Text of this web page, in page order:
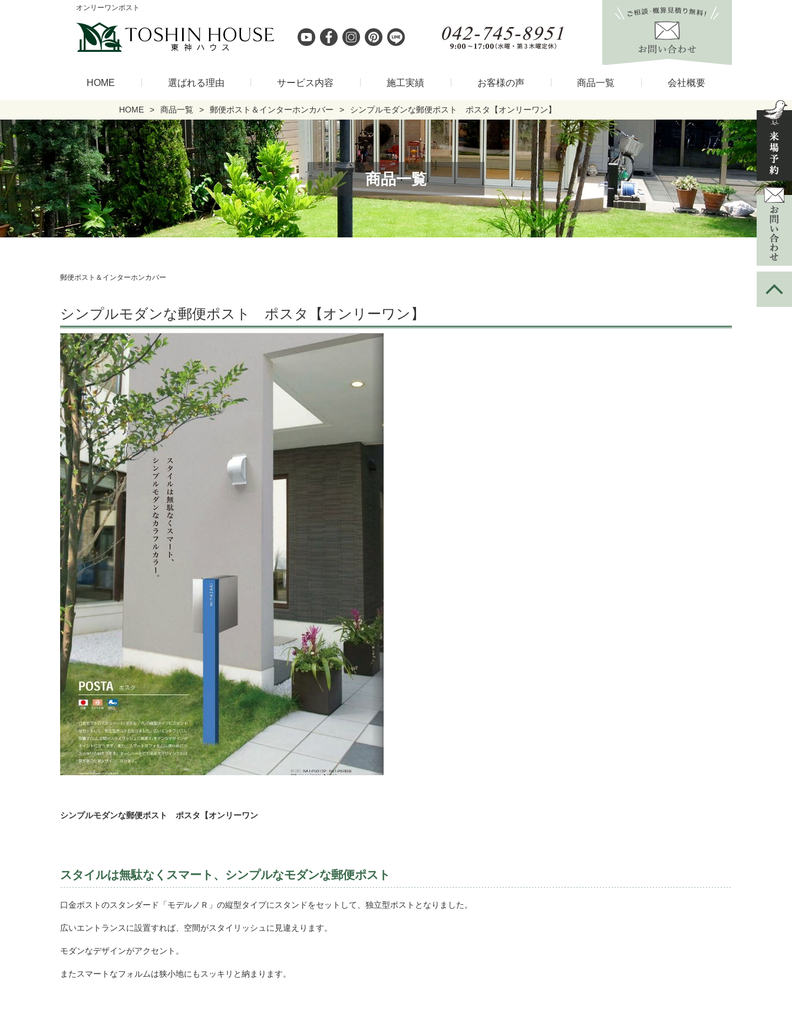
オンリーワンポスト
HOME 選ばれる理由 サービス内容 施工実績 お客様の声 商品一覧 会社概要
HOME 商品一覧 郵便ポスト＆インターホンカバー シンプルモダンな郵便ポスト ポスタ【オンリーワン】
商品一覧
郵便ポスト＆インターホンカバー
シンプルモダンな郵便ポスト ポスタ【オンリーワン】
シンプルモダンな郵便ポスト ポスタ【オンリーワン
スタイルは無駄なくスマート、シンプルなモダンな郵便ポスト
口金ポストのスタンダード「モデルノＲ」の縦型タイプにスタンドをセットして、独立型ポストとなりました。
広いエントランスに設置すれば、空間がスタイリッシュに見違えります。
モダンなデザインがアクセント。
またスマートなフォルムは狭小地にもスッキリと納まります。